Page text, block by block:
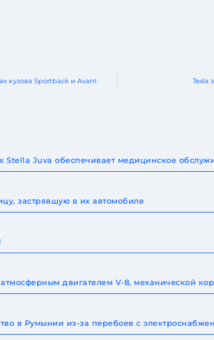
кузова Sportback и Avant Tesla
Juva обеспечивает медицинское
застрявшую в их автомобиле
двигателем V-8, механической
в Румынии из-за перебоев с